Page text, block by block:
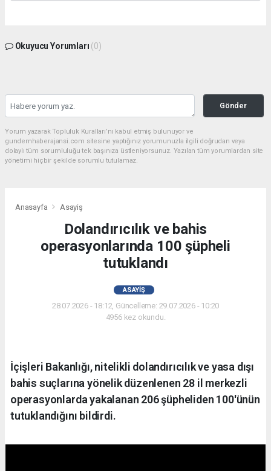
Okuyucu Yorumları (0)
Gönder
Yorum yazarak Topluluk Kuralları’nı kabul etmiş bulunuyor ve
gundemhaberajansi.com sitesine yaptığınız yorumunuzla ilgili doğrudan veya
dolaylı tüm sorumluluğu tek başınıza üstleniyorsunuz. Yazılan tüm yorumlardan site
yönetimi hiçbir şekilde sorumlu tutulamaz.
Anasayfa Asayiş
Dolandırıcılık ve bahis
operasyonlarında 100 şüpheli
tutuklandı
ASAYIŞ
28.07.2026 - 18:12, Güncelleme: 29.07.2026 - 10:20
4956 kez okundu.
İçişleri Bakanlığı, nitelikli dolandırıcılık ve yasa dışı
bahis suçlarına yönelik düzenlenen 28 il merkezli
operasyonlarda yakalanan 206 şüpheliden 100'ünün
tutuklandığını bildirdi.